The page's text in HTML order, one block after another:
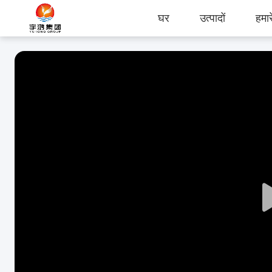
घर उत्पादों